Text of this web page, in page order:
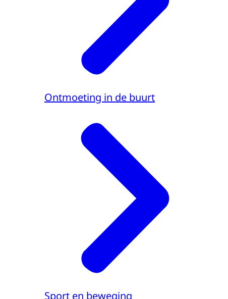
Ontmoeting in de buurt
Sport en beweging